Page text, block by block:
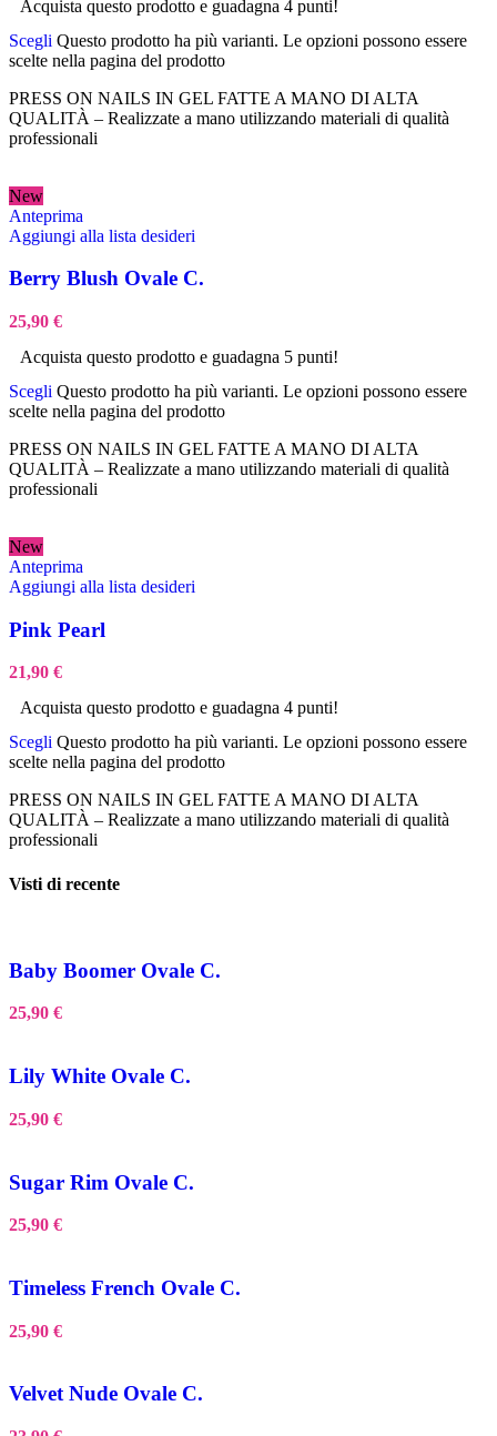
Acquista questo prodotto e guadagna 4 punti!
Scegli Questo prodotto ha più varianti. Le opzioni possono essere
scelte nella pagina del prodotto
PRESS ON NAILS IN GEL FATTE A MANO DI ALTA
QUALITÀ – Realizzate a mano utilizzando materiali di qualità
professionali
New
Anteprima
Aggiungi alla lista desideri
Berry Blush Ovale C.
25,90 €
Acquista questo prodotto e guadagna 5 punti!
Scegli Questo prodotto ha più varianti. Le opzioni possono essere
scelte nella pagina del prodotto
PRESS ON NAILS IN GEL FATTE A MANO DI ALTA
QUALITÀ – Realizzate a mano utilizzando materiali di qualità
professionali
New
Anteprima
Aggiungi alla lista desideri
Pink Pearl
21,90 €
Acquista questo prodotto e guadagna 4 punti!
Scegli Questo prodotto ha più varianti. Le opzioni possono essere
scelte nella pagina del prodotto
PRESS ON NAILS IN GEL FATTE A MANO DI ALTA
QUALITÀ – Realizzate a mano utilizzando materiali di qualità
professionali
Visti di recente
Baby Boomer Ovale C.
25,90 €
Lily White Ovale C.
25,90 €
Sugar Rim Ovale C.
25,90 €
Timeless French Ovale C.
25,90 €
Velvet Nude Ovale C.